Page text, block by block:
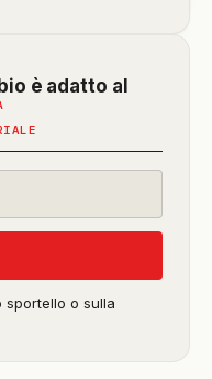
è adatto al
in
beta)
sportello o sulla